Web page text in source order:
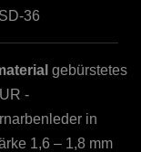
36
gebürstetes
-
in
1,6 – 1,8 mm